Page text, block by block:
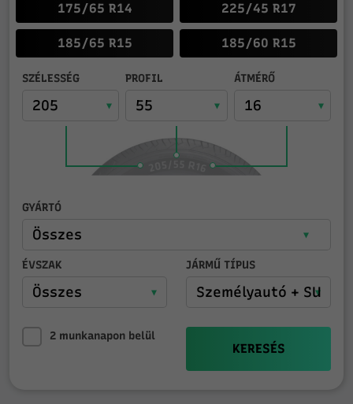
175/65 R14 225/45 R17
185/65 R15 185/60 R15
SZÉLESSÉG PROFIL ÁTMÉRŐ
GYÁRTÓ
ÉVSZAK JÁRMŰ TÍPUS
2 munkanapon belül
KERESÉS